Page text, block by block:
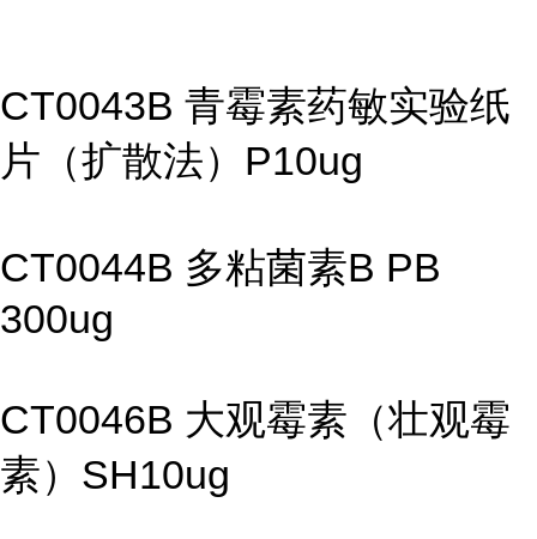
CT0043B 青霉素药敏实验纸
片（扩散法）P10ug
CT0044B 多粘菌素B PB
300ug
CT0046B 大观霉素（壮观霉
素）SH10ug